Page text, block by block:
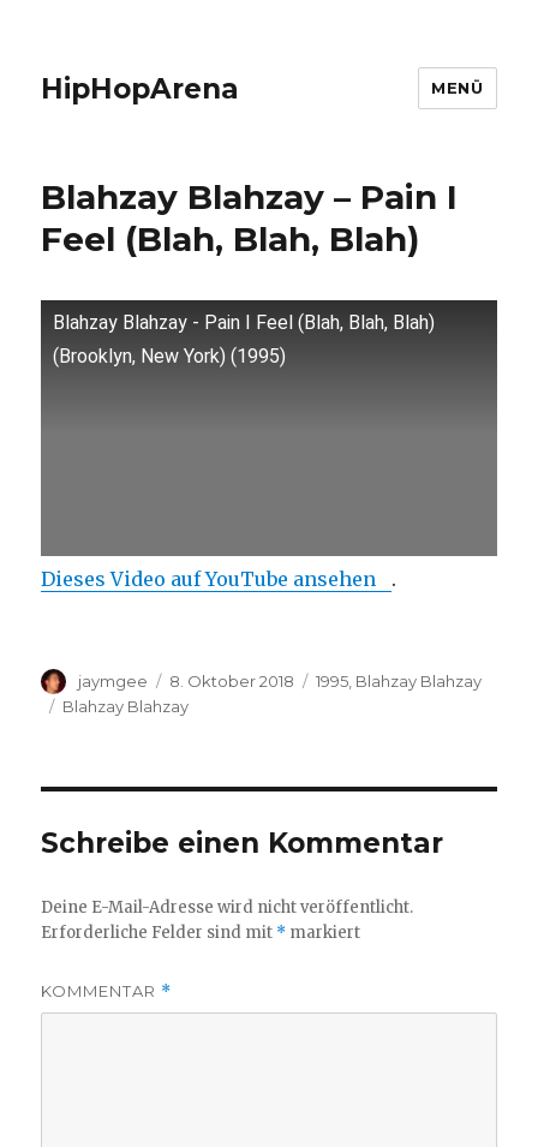
HipHopArena MENÜ
Blahzay Blahzay – Pain I
Feel (Blah, Blah, Blah)
Blahzay Blahzay - Pain I Feel (Blah, Blah, Blah)
(Brooklyn, New York) (1995)
Dieses Video auf YouTube ansehen .
Autor
jaymgee
Veröffentlicht
am
8. Oktober 2018 Kategorien
1995, Blahzay Blahzay
Schlagwörter
Blahzay Blahzay
Schreibe einen Kommentar
Deine E-Mail-Adresse wird nicht veröffentlicht.
Erforderliche Felder sind mit * markiert
KOMMENTAR *